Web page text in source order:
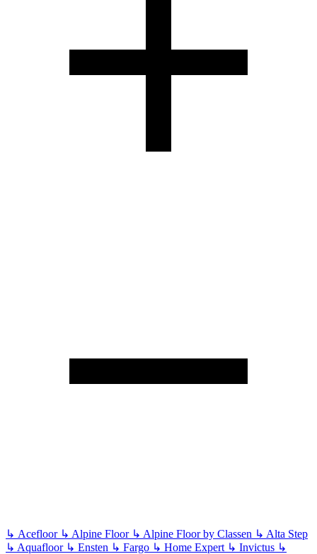
↳ Acefloor ↳ Alpine Floor ↳ Alpine Floor by Classen ↳ Alta Step
↳ Aquafloor ↳ Ensten ↳ Fargo ↳ Home Expert ↳ Invictus ↳